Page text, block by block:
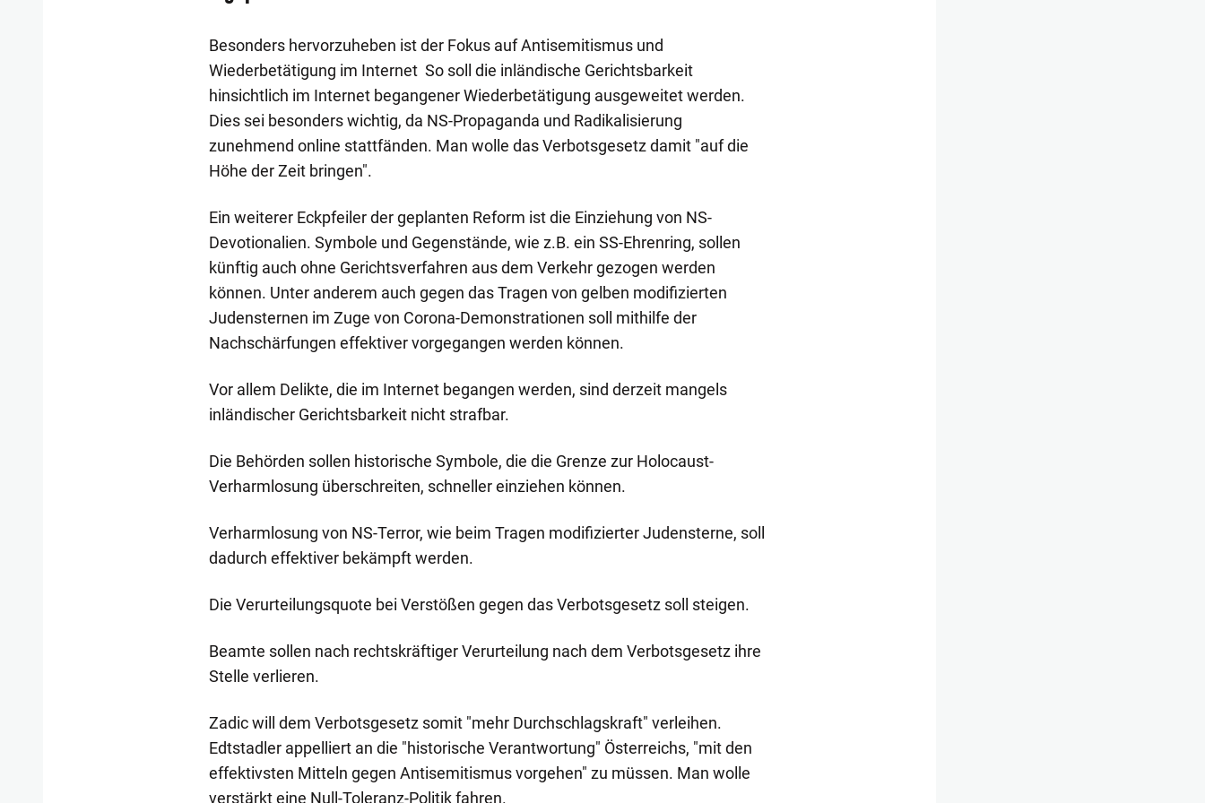
Besonders hervorzuheben ist der Fokus auf Antisemitismus und
Wiederbetätigung im Internet So soll die inländische Gerichtsbarkeit
hinsichtlich im Internet begangener Wiederbetätigung ausgeweitet werden.
Dies sei besonders wichtig, da NS-Propaganda und Radikalisierung
zunehmend online stattfänden. Man wolle das Verbotsgesetz damit "auf die
Höhe der Zeit bringen".
Ein weiterer Eckpfeiler der geplanten Reform ist die Einziehung von NS-
Devotionalien. Symbole und Gegenstände, wie z.B. ein SS-Ehrenring, sollen
künftig auch ohne Gerichtsverfahren aus dem Verkehr gezogen werden
können. Unter anderem auch gegen das Tragen von gelben modifizierten
Judensternen im Zuge von Corona-Demonstrationen soll mithilfe der
Nachschärfungen effektiver vorgegangen werden können.
Vor allem Delikte, die im Internet begangen werden, sind derzeit mangels
inländischer Gerichtsbarkeit nicht strafbar.
Die Behörden sollen historische Symbole, die die Grenze zur Holocaust-
Verharmlosung überschreiten, schneller einziehen können.
Verharmlosung von NS-Terror, wie beim Tragen modifizierter Judensterne, soll
dadurch effektiver bekämpft werden.
Die Verurteilungsquote bei Verstößen gegen das Verbotsgesetz soll steigen.
Beamte sollen nach rechtskräftiger Verurteilung nach dem Verbotsgesetz ihre
Stelle verlieren.
Zadic will dem Verbotsgesetz somit "mehr Durchschlagskraft" verleihen.
Edtstadler appelliert an die "historische Verantwortung" Österreichs, "mit den
effektivsten Mitteln gegen Antisemitismus vorgehen" zu müssen. Man wolle
verstärkt eine Null-Toleranz-Politik fahren.